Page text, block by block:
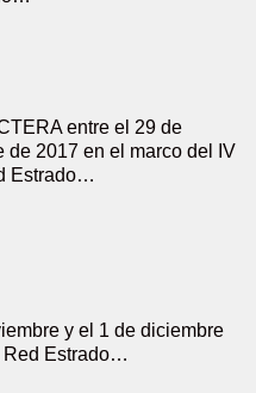
entre el 29 de
de 2017 en el marco del IV
Estrado…
y el 1 de diciembre
Red Estrado…